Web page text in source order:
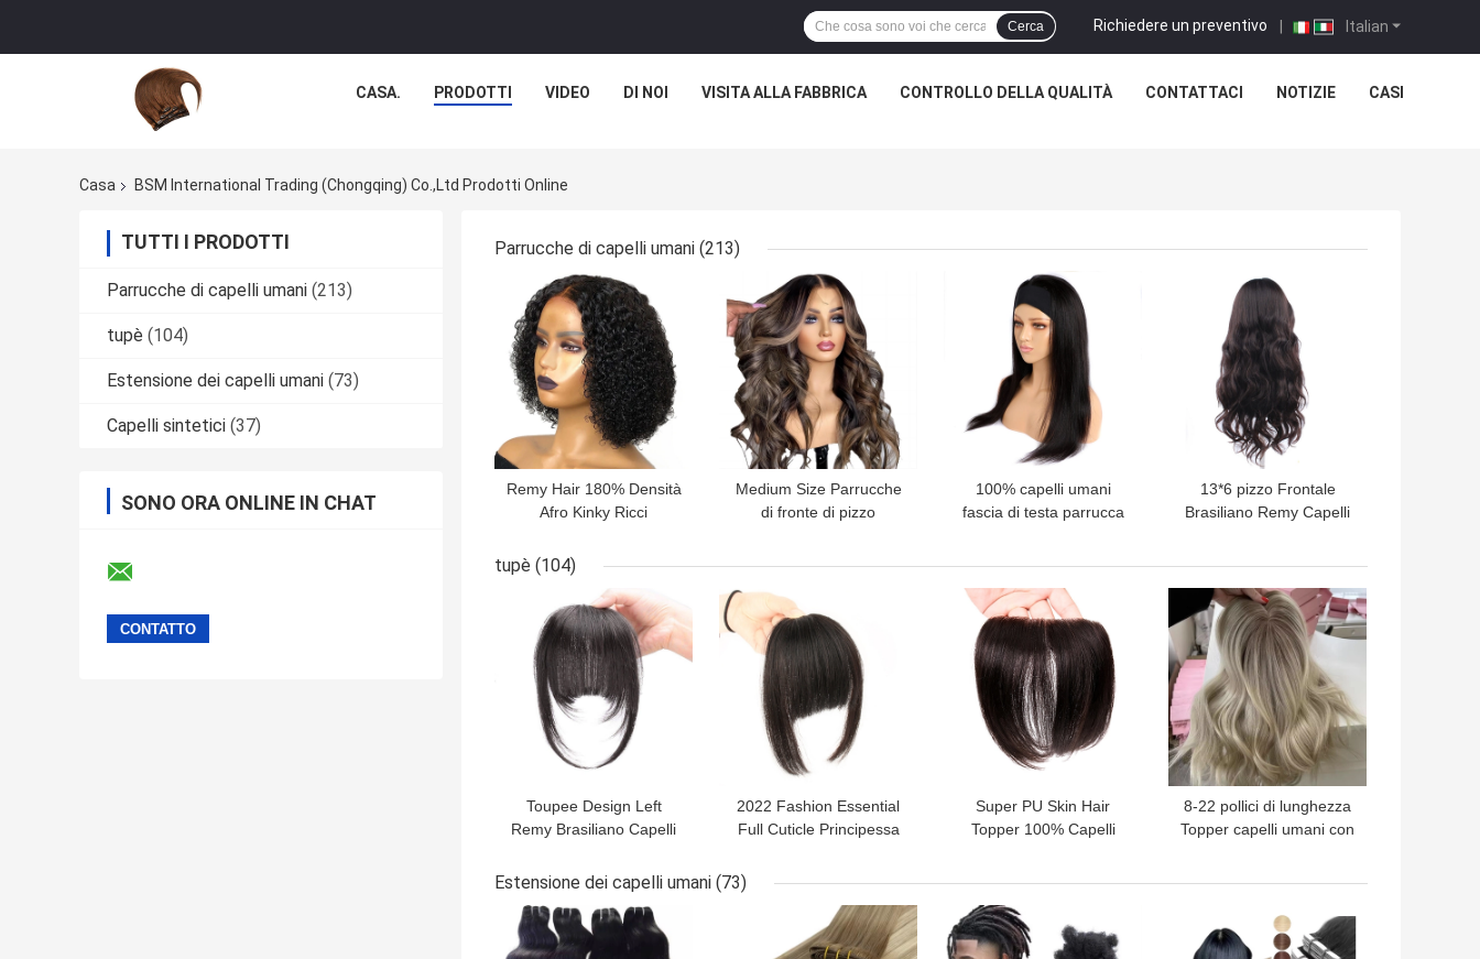
Italian
Richiedere un preventivo |
Cerca
CASA. PRODOTTI VIDEO DI NOI VISITA ALLA FABBRICA CONTROLLO DELLA QUALITÀ CONTATTACI NOTIZIE CASI
Casa BSM International Trading (Chongqing) Co.,Ltd Prodotti Online
TUTTI I PRODOTTI
Parrucche di capelli umani (213)
tupè (104)
Estensione dei capelli umani (73)
Capelli sintetici (37)
SONO ORA ONLINE IN CHAT
Parrucche di capelli umani (213)
Remy Hair 180% Densità
Afro Kinky Ricci
Frontale BOB Parrucche
per donne nere 250g-
450g
MIGLIOR PREZZO
Medium Size Parrucche
di fronte di pizzo
Cappottole pronte per la
spedizione 24 26 pollici
MIGLIOR PREZZO
100% capelli umani
fascia di testa parrucca
MIGLIOR PREZZO
13*6 pizzo Frontale
Brasiliano Remy Capelli
MIGLIOR PREZZO
tupè (104)
Toupee Design Left
Remy Brasiliano Capelli
Estensione per le donne
MIGLIOR PREZZO
2022 Fashion Essential
Full Cuticle Principessa
capelli umani con clip BB
MIGLIOR PREZZO
Super PU Skin Hair
Topper 100% Capelli
MIGLIOR PREZZO
8-22 pollici di lunghezza
Topper capelli umani con
MIGLIOR PREZZO
Estensione dei capelli umani (73)
MIGLIOR PREZZO MIGLIOR PREZZO MIGLIOR PREZZO MIGLIOR PREZZO